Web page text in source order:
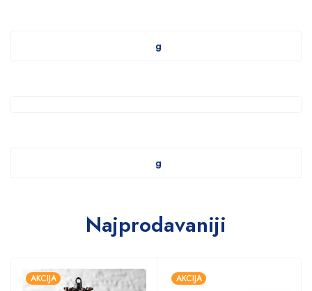
g
g
Najprodavaniji
AKCIJA AKCIJA